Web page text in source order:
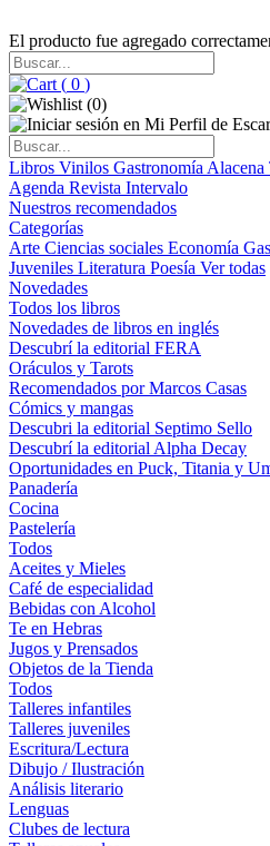
El producto fue agregado
( 0 )
(0)
Libros Vinilos Gastronomía Alacena
Agenda Revista Intervalo
Nuestros recomendados
Categorías
Arte Ciencias sociales Economía
Juveniles Literatura Poesía Ver todas
Novedades
Todos los libros
Novedades de libros en inglés
Descubrí la editorial FERA
Oráculos y Tarots
Recomendados por Marcos Casas
Cómics y mangas
Descubri la editorial Septimo Sello
Descubrí la editorial Alpha Decay
Oportunidades en Puck, Titania y
Panadería
Cocina
Pastelería
Todos
Aceites y Mieles
Café de especialidad
Bebidas con Alcohol
Te en Hebras
Jugos y Prensados
Objetos de la Tienda
Todos
Talleres infantiles
Talleres juveniles
Escritura/Lectura
Dibujo / Ilustración
Análisis literario
Lenguas
Clubes de lectura